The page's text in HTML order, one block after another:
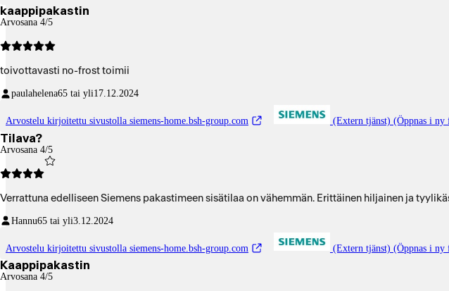
kaappipakastin
Arvosana 4/5
toivottavasti no-frost toimii
paulahelena65 tai yli17.12.2024
Arvostelu kirjoitettu sivustolla siemens-home.bsh-group.com (Extern tjänst) (Öppnas i
Tilava?
Arvosana 4/5
Verrattuna edelliseen Siemens pakastimeen sisätilaa on vähemmän. Erittäinen hiljainen ja
Hannu65 tai yli3.12.2024
Arvostelu kirjoitettu sivustolla siemens-home.bsh-group.com (Extern tjänst) (Öppnas i
Kaappipakastin
Arvosana 4/5